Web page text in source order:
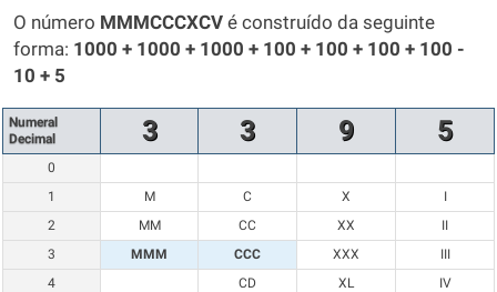
O número MMMCCCXCV é construído da seguinte
forma: 1000 + 1000 + 1000 + 100 + 100 + 100 + 100 -
10 + 5
Numeral
Decimal
3 3 9 5
0
1
M C X
I
2
MM CC XX
II
3
MMM CCC XXX
III
4
CD XL
IV